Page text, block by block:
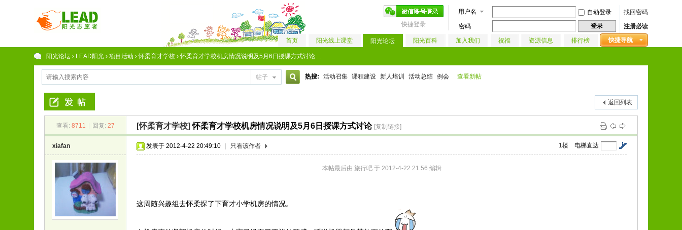
用户名 自动登录
找回密码
密码
登录 注册必读
快捷登录
快捷导航
首页 阳光线上课堂 阳光论坛 阳光百科 加入我们 祝福 资源信息 排行榜
阳光论坛 › LEAD阳光 › 项目活动 › 怀柔育才学校 › 怀柔育才学校机房情况说明及5月6日授课方式讨论 ...
帖子
索
热搜: 活动召集 课程建设 新人培训 活动总结 例会 查看新帖
返回列表
查看: 8711 回复: 27 [怀柔育才学校] 怀柔育才学校机房情况说明及5月6日授课方式讨论 [复制链接]
xiafan 电梯直达
1楼
发表于 2012-4-22 20:49:10 只看该作者
本帖最后由 旅行吧 于 2012-4-22 21:56 编辑
这周随兴趣组去怀柔探了下育才小学机房的情况。